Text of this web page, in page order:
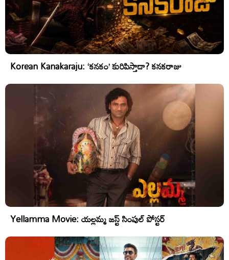
Korean Kanakaraju: ‘కనకం’ కురిపిస్తాడా? కనకరాజు
Yellamma Movie: యల్లమ్మ జస్ట్ సింపుల్ పోస్టర్